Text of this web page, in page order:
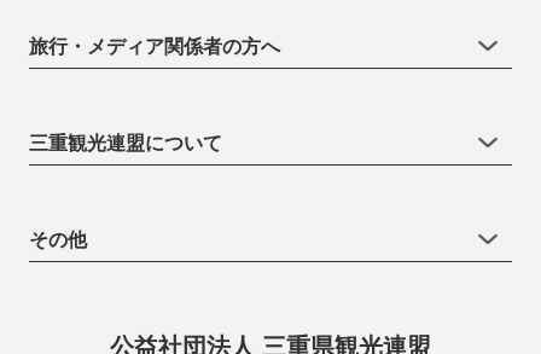
旅行・メディア関係者の方へ
三重観光連盟について
その他
公益社団法人 三重県観光連盟